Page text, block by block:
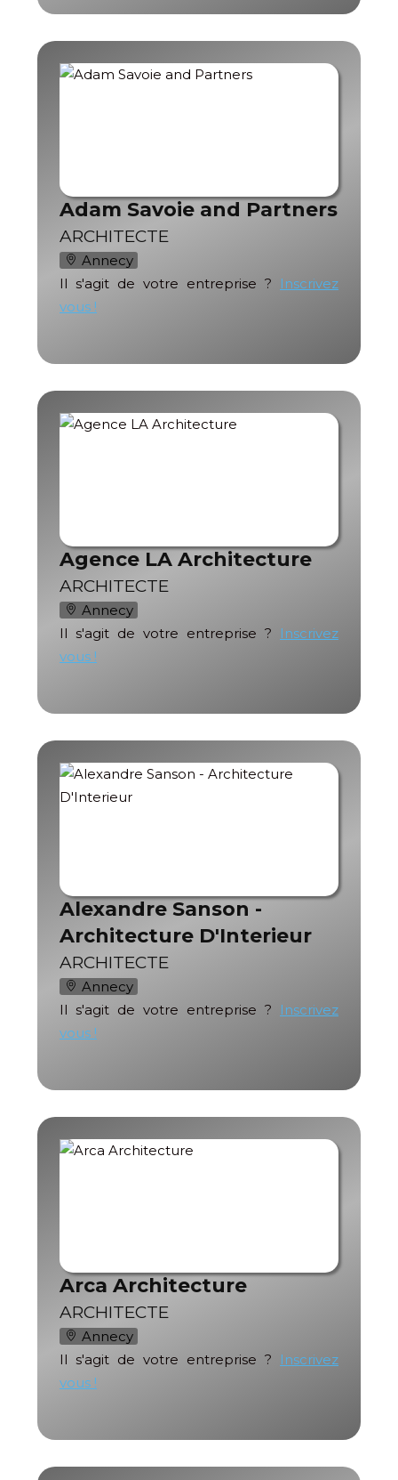
Adam Savoie and Partners
ARCHITECTE
Annecy
Il s'agit de votre entreprise ?
Inscrivez
vous !
Agence LA Architecture
ARCHITECTE
Annecy
Il s'agit de votre entreprise ?
Inscrivez
vous !
Alexandre Sanson -
Architecture D'Interieur
ARCHITECTE
Annecy
Il s'agit de votre entreprise ?
Inscrivez
vous !
Arca Architecture
ARCHITECTE
Annecy
Il s'agit de votre entreprise ?
Inscrivez
vous !